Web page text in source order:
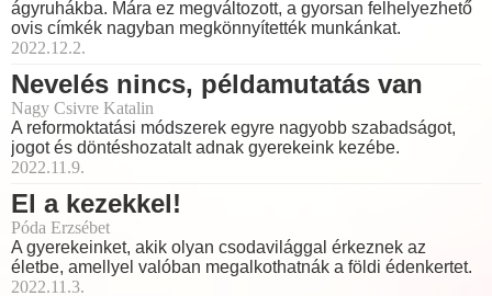
ágyruhákba. Mára ez megváltozott, a gyorsan felhelyezhető
ovis címkék nagyban megkönnyítették munkánkat.
2022.12.2.
Nevelés nincs, példamutatás van
Nagy Csivre Katalin
A reformoktatási módszerek egyre nagyobb szabadságot,
jogot és döntéshozatalt adnak gyerekeink kezébe.
2022.11.9.
El a kezekkel!
Póda Erzsébet
A gyerekeinket, akik olyan csodavilággal érkeznek az
életbe, amellyel valóban megalkothatnák a földi édenkertet.
2022.11.3.